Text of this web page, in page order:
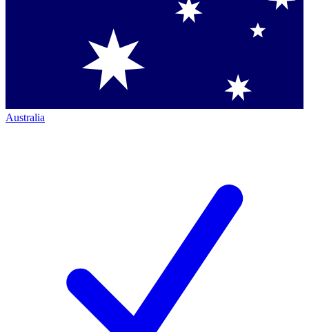
Australia